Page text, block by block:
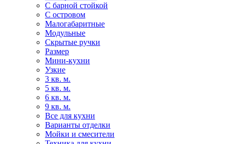
С барной стойкой
С островом
Малогабаритные
Модульные
Скрытые ручки
Размер
Мини-кухни
Узкие
3 кв. м.
5 кв. м.
6 кв. м.
9 кв. м.
Все для кухни
Варианты отделки
Мойки и смесители